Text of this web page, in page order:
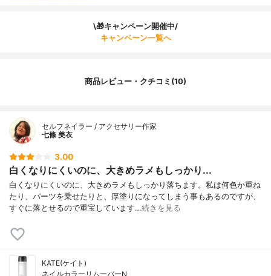
\🎁キャンペーン開催中/
キャンペーン一覧へ
商品レビュー・クチコミ(10)
セルフネイラー / アクセサリー作家
七條 美衣
3.00
白くなりにくいのに、大きめラメもしっかり...
白くなりにくいのに、大きめラメもしっかり落ちます。私は何色か重ね
たり、パーツを乗せたりと、厚塗りになってしまう事もあるのですが、
すぐに落とせるので重宝しています…続きを見る
KATE(ケイト)
ネイルカラーリムーバーN